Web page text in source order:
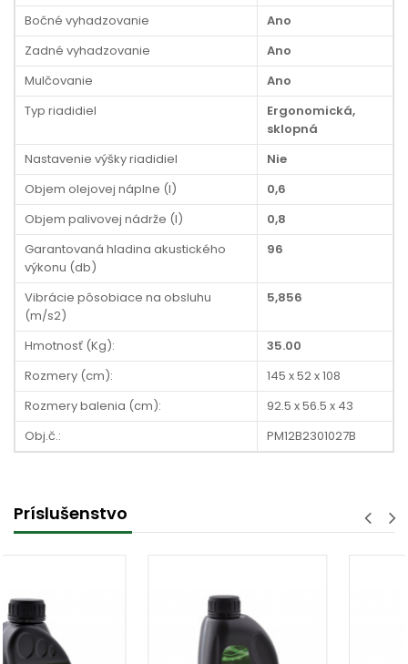
Bočné vyhadzovanie
Ano
Zadné vyhadzovanie
Ano
Mulčovanie
Ano
Typ riadidiel
Ergonomická,
sklopná
Nastavenie výšky riadidiel
Nie
Objem olejovej náplne (l)
0,6
Objem palivovej nádrže (l)
0,8
Garantovaná hladina akustického
výkonu (db)
96
Vibrácie pôsobiace na obsluhu
(m/s2)
5,856
Hmotnosť (Kg):
35.00
Rozmery (cm):
145 x 52 x 108
Rozmery balenia (cm):
92.5 x 56.5 x 43
Obj.č.:
PM12B2301027B
Príslušenstvo